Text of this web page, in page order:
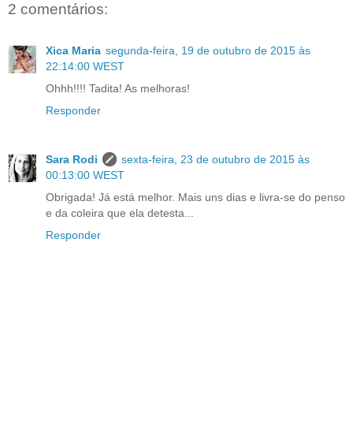
2 comentários:
Xica Maria segunda-feira, 19 de outubro de 2015 às
22:14:00 WEST
Ohhh!!!! Tadita! As melhoras!
Responder
Sara Rodi
sexta-feira, 23 de outubro de 2015 às
00:13:00 WEST
Obrigada! Já está melhor. Mais uns dias e livra-se do penso
e da coleira que ela detesta...
Responder